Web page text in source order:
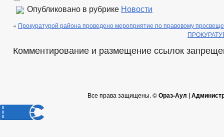
Опубликовано в рубрике Новости
« Прокуратурой района проведено мероприятие по правовому
Комментирование и размещение ссылок
Все права защищены. ©Ораз-Аул |